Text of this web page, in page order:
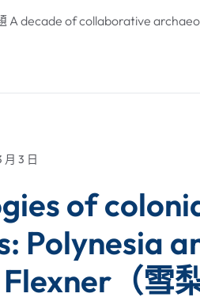
decade of collaborative
月 3 日
of
Polynesia
（雪